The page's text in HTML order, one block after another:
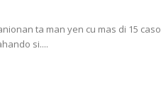
ta man yen cu mas di 15 caso
si....